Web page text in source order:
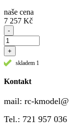
naše cena
7 257 Kč
-
+
skladem 1
Kontakt
mail: rc-
Tel.: 721 957 036